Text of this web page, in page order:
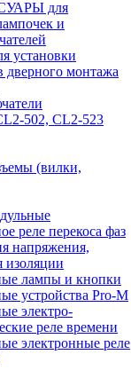
для
и
установки
дверного монтажа
502, CL2-523
(вилки,
реле перекоса фаз
напряжения,
изоляции
лампы и кнопки
устройства Pro-M
электро-
реле времени
электронные реле